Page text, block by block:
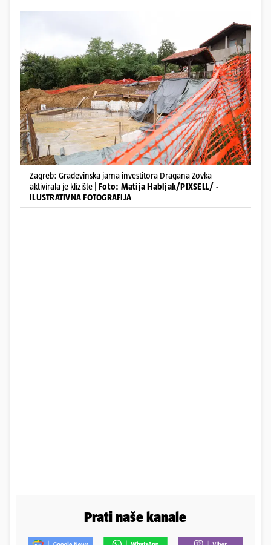
Zagreb: Građevinska jama investitora Dragana Zovka
aktivirala je klizište | Foto: Matija Habljak/PIXSELL/ -
ILUSTRATIVNA FOTOGRAFIJA
Prati naše kanale